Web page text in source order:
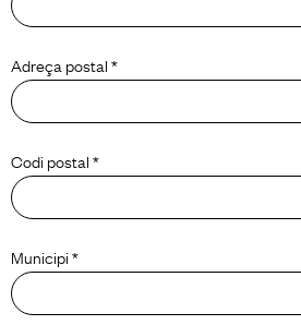
Adreça postal *
Codi postal *
Municipi *